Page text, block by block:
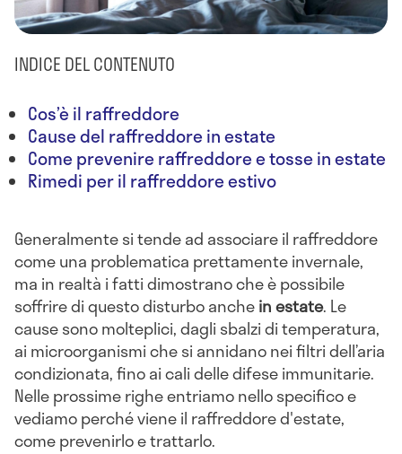
INDICE DEL CONTENUTO
Cos’è il raffreddore
Cause del raffreddore in estate
Come prevenire raffreddore e tosse in estate
Rimedi per il raffreddore estivo
Generalmente si tende ad associare il raffreddore
come una problematica prettamente invernale,
ma in realtà i fatti dimostrano che è possibile
soffrire di questo disturbo anchein estate. Le
cause sono molteplici, dagli sbalzi di temperatura,
ai microorganismi che si annidano nei filtri dell’aria
condizionata, fino ai cali delle difese immunitarie.
Nelle prossime righe entriamo nello specifico e
vediamo perché viene il raffreddore d'estate,
come prevenirlo e trattarlo.